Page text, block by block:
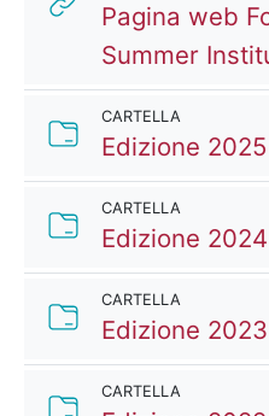
Pagina web
Summer
CARTELLA
Edizione 2025
CARTELLA
Edizione 2024
CARTELLA
Edizione 2023
CARTELLA